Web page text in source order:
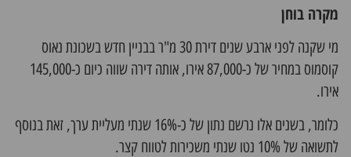
מקרה בוחן
מי שקנה לפני ארבע שנים דירת 30 מ"ר בבניין חדש בשכונת נאוס
קוסמוס במחיר של כ-87,000 אירו, אותה דירה שווה כיום כ-145,000
אירו.
כלומר, בשנים אלו נרשם נתון של כ-16% שנתי מעליית ערך, זאת בנוסף
לתשואה של 10% נטו שנתי משכירות לטווח קצר.